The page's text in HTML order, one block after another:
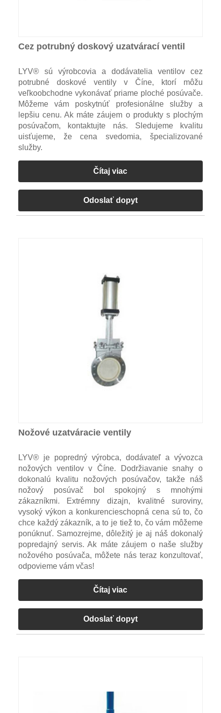
Cez potrubný doskový uzatvárací ventil
LYV® sú výrobcovia a dodávatelia ventilov cez
potrubné doskové ventily v Číne, ktorí môžu
veľkoobchodne vykonávať priame ploché posúvače.
Môžeme vám poskytnúť profesionálne služby a
lepšiu cenu. Ak máte záujem o produkty s plochým
posúvačom, kontaktujte nás. Sledujeme kvalitu
uisťujeme, že cena svedomia, špecializované
služby.
Čítaj viac
Odoslať dopyt
Nožové uzatváracie ventily
LYV® je popredný výrobca, dodávateľ a vývozca
nožových ventilov v Číne. Dodržiavanie snahy o
dokonalú kvalitu nožových posúvačov, takže náš
nožový posúvač bol spokojný s mnohými
zákazníkmi. Extrémny dizajn, kvalitné suroviny,
vysoký výkon a konkurencieschopná cena sú to, čo
chce každý zákazník, a to je tiež to, čo vám môžeme
ponúknuť. Samozrejme, dôležitý je aj náš dokonalý
popredajný servis. Ak máte záujem o naše služby
nožového posúvača, môžete nás teraz konzultovať,
odpovieme vám včas!
Čítaj viac
Odoslať dopyt